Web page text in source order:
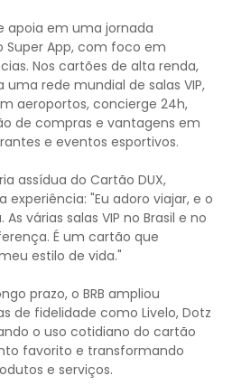
apoia em uma jornada
App, com foco em
Nos cartões de alta renda,
rede mundial de salas VIP,
aeroportos, concierge 24h,
de compras e vantagens em
e eventos esportivos.
assídua do Cartão DUX,
experiência: "Eu adoro viajar, e o
várias salas VIP no Brasil e no
É um cartão que
estilo de vida."
prazo, o BRB ampliou
de fidelidade como Livelo, Dotz
o uso cotidiano do cartão
favorito e transformando
e serviços.